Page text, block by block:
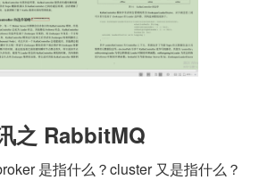
之 RabbitMQ
是指什么？cluster 又是指什么？